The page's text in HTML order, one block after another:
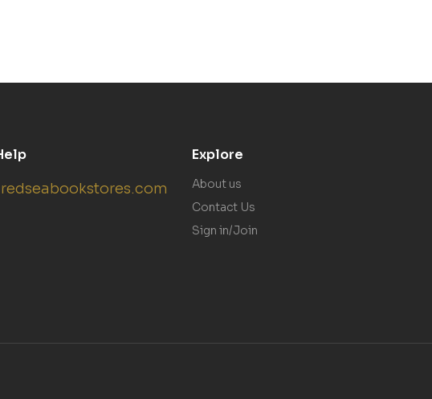
Explore
About us
Contact Us
Sign in/Join